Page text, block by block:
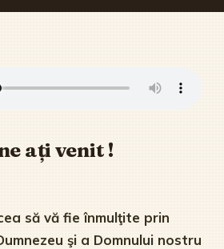
ați venit !
să vă fie înmulţite prin
şi a Domnului nostru